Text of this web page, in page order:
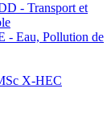
- Transport et
- Eau, Pollution de
X-HEC